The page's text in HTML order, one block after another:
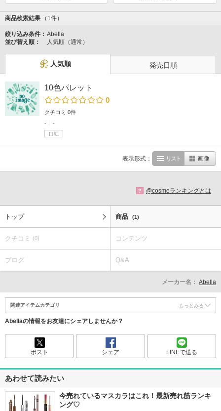
商品検索結果 （1件）
絞り込み条件： Abella
並び替え順：
人気順（通常）
人気順 発売日順
10色パレット
0
クチコミ 0件
-
-
口紅
表示形式： リスト 画像
? @cosmeランキングとは
トップ 商品 (1)
クチコミ (0) コンテンツ
ブログ Q&A
メーカー名： Abella
関連アイテムカテゴリ もっとみる
Abellaの情報をお友達にシェアしませんか？
ポスト シェア LINEで送る
あわせて読みたい
今売れているマスカラはこれ！最新売れ筋ランキ
ング♡